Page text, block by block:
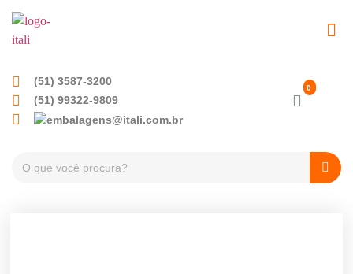
(51) 3587-3200
(51) 99322-9809